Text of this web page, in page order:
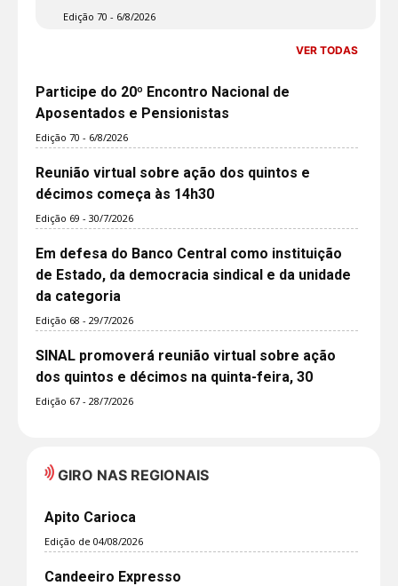
Edição 70 - 6/8/2026
VER TODAS
Participe do 20º Encontro Nacional de
Aposentados e Pensionistas
Edição 70 - 6/8/2026
Reunião virtual sobre ação dos quintos e
décimos começa às 14h30
Edição 69 - 30/7/2026
Em defesa do Banco Central como instituição
de Estado, da democracia sindical e da unidade
da categoria
Edição 68 - 29/7/2026
SINAL promoverá reunião virtual sobre ação
dos quintos e décimos na quinta-feira, 30
Edição 67 - 28/7/2026
GIRO NAS REGIONAIS
Apito Carioca
Edição de 04/08/2026
Candeeiro Expresso